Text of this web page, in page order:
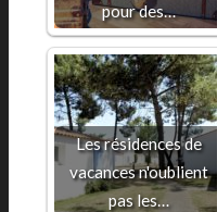
pour des…
Les résidences de
vacances n'oublient
pas les…